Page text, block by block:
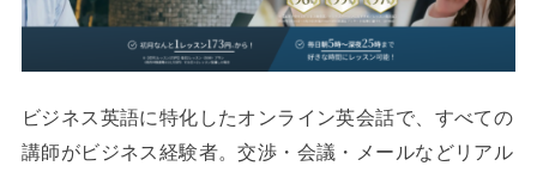
ビジネス英語に特化したオンライン英会話で、すべての
講師がビジネス経験者。交渉・会議・メールなどリアル